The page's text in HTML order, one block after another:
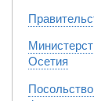
Осетия